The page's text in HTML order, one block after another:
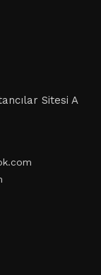
Sitesi A